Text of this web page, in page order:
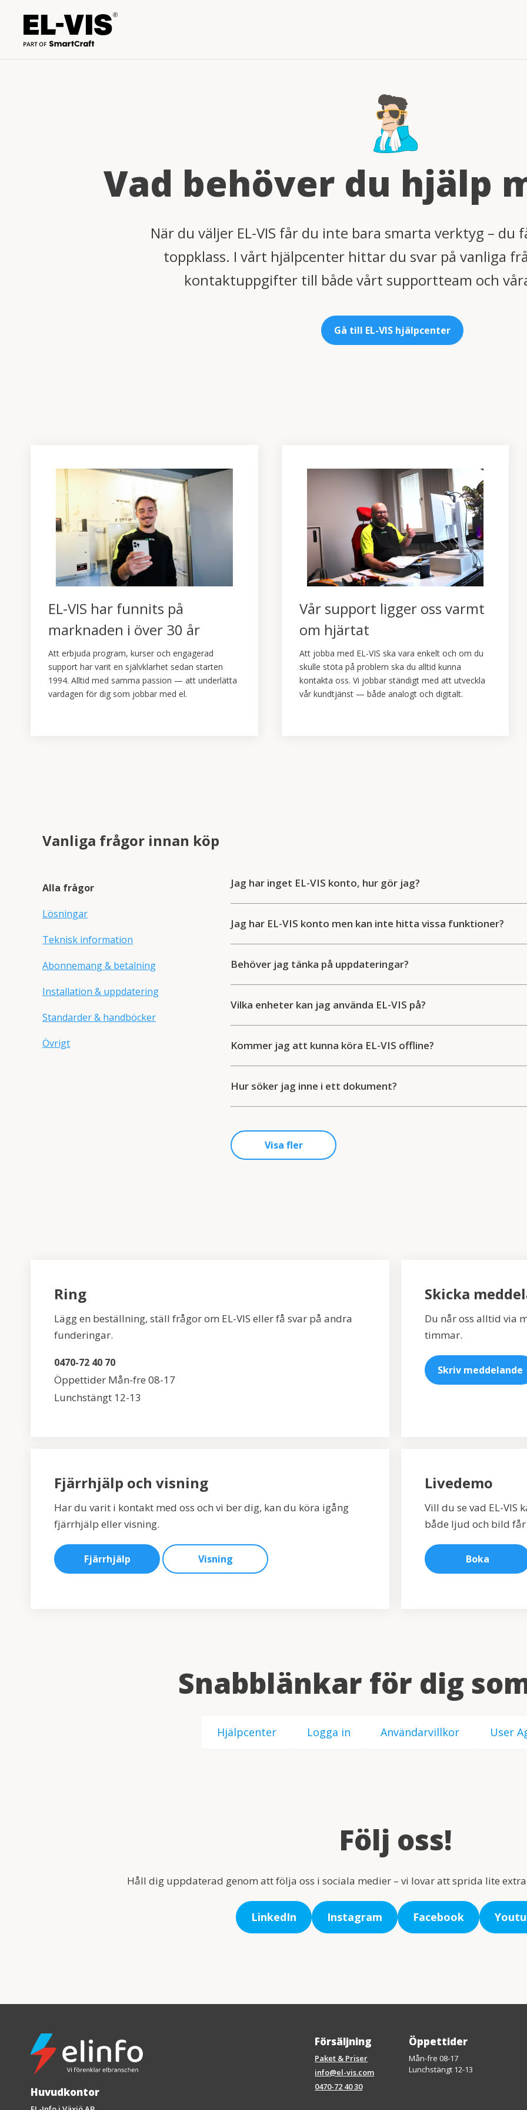
arrow_downward
Vad behöver du hjälp
När du väljer EL-VIS får du inte bara smarta verktyg – du
toppklass. I vårt hjälpcenter hittar du svar på vanliga
kontaktuppgifter till både vårt supportteam och
Gå till EL-VIS hjälpcenter
EL-VIS har funnits på
marknaden i över 30 år
Att erbjuda program, kurser och engagerad
support har varit en självklarhet sedan starten
1994. Alltid med samma passion — att underlätta
vardagen för dig som jobbar med el.
Vår support ligger oss varmt
om hjärtat
Att jobba med EL-VIS ska vara enkelt och om du
skulle stöta på problem ska du alltid kunna
kontakta oss. Vi jobbar ständigt med att utveckla
vår kundtjänst — både analogt och digitalt.
Vanliga frågor innan köp
Alla frågor
Lösningar
Teknisk information
Abonnemang & betalning
Installation & uppdatering
Standarder & handböcker
Övrigt
Jag har inget EL-VIS konto, hur gör jag?
Jag har EL-VIS konto men kan inte hitta vissa funktioner?
Behöver jag tänka på uppdateringar?
Vilka enheter kan jag använda EL-VIS på?
Kommer jag att kunna köra EL-VIS offline?
Hur söker jag inne i ett dokument?
Visa fler
Ring
Lägg en beställning, ställ frågor om EL-VIS eller få svar på andra
funderingar.
0470-72 40 70
Öppettider Mån-fre 08-17
Lunchstängt 12-13
Skicka
Du når oss alltid via
timmar.
Skriv meddelande
Fjärrhjälp och visning
Har du varit i kontakt med oss och vi ber dig, kan du köra igång
fjärrhjälp eller visning.
Fjärrhjälp Visning
Livedemo
Vill du se vad EL-VIS
både ljud och bild
Boka
Snabblänkar för dig
Hjälpcenter Logga in Användarvillkor User
Följ oss!
Håll dig uppdaterad genom att följa oss i sociala medier – vi lovar att sprida lite
LinkedIn Instagram Facebook
Huvudkontor
Försäljning
Paket & Priser
info@el-vis.com
0470-72 40 30
Öppettider
Mån-fre 08-17
Lunchstängt 12-13